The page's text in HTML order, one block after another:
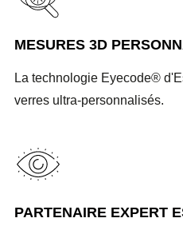
MESURES 3D
La technologie Eyecode®
verres ultra-personnalisés.
PARTENAIRE EXPERT